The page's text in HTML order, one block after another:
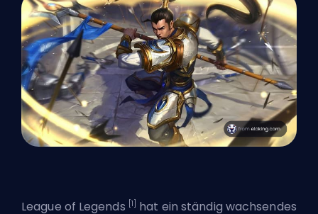
League of Legends [1]
hat ein ständig wachsendes